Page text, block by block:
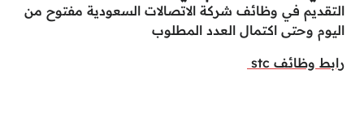
التقديم في وظائف شركة الاتصالات السعودية مفتوح من
اليوم وحتى اكتمال العدد المطلوب
رابط وظائف stc